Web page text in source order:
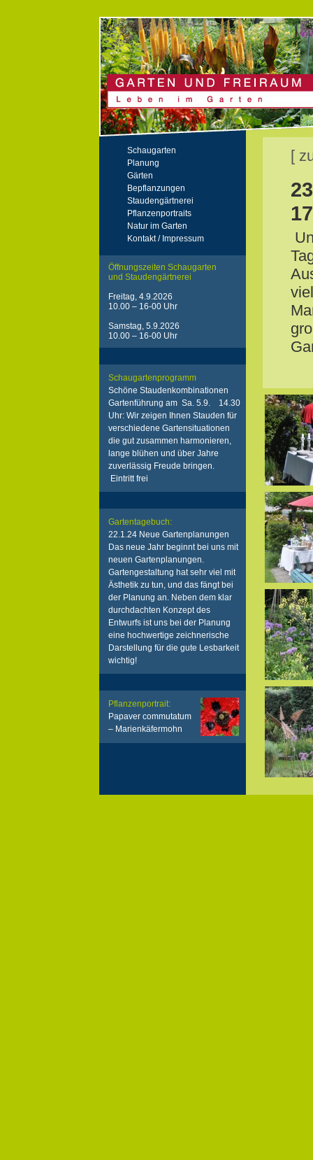
Schaugarten
Planung
Gärten
Bepflanzungen
Staudengärtnerei
Pflanzenportraits
Natur im Garten
Kontakt / Impressum
Öffnungszeiten Schaugarten
und Staudengärtnerei
Freitag, 4.9.2026
10.00 – 16-00 Uhr
Samstag, 5.9.2026
10.00 – 16-00 Uhr
Schaugartenprogramm
Schöne Staudenkombinationen
Gartenführung am Sa. 5.9. 14.30
Uhr: Wir zeigen Ihnen Stauden für
verschiedene Gartensituationen
die gut zusammen harmonieren,
lange blühen und über Jahre
zuverlässig Freude bringen.
Eintritt frei
Gartentagebuch:
22.1.24 Neue Gartenplanungen
Das neue Jahr beginnt bei uns mit
neuen Gartenplanungen.
Gartengestaltung hat sehr viel mit
Ästhetik zu tun, und das fängt bei
der Planung an. Neben dem klar
durchdachten Konzept des
Entwurfs ist uns bei der Planung
eine hochwertige zeichnerische
Darstellung für die gute Lesbarkeit
wichtig!
Pflanzenportrait:
Papaver commutatum
– Marienkäfermohn
[